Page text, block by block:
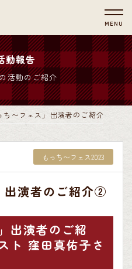
MENU
動報告
活動のご紹介
ち〜フェス」出演者のご紹介②
もっち〜フェス2023
出演者のご紹介②
出演者のご紹
ト 窪田真佑子さ